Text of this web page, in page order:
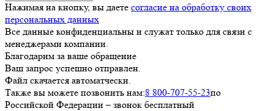
Нажимая на кнопку, вы даете согласие на обработку своих
персональных данных
Все данные конфиденциальны и служат только для связи с
менеджерами компании.
Благодарим за ваше обращение
Ваш запрос успешно отправлен.
Файл скачается автоматчески.
Также вы можете позвонить нам:8 800-707-55-23по
Российской Федерации – звонок бесплатный